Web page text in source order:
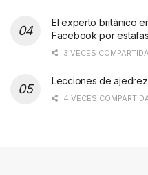
El experto británico
Facebook por
3 VECES COMPARTIDA
Lecciones de
4 VECES